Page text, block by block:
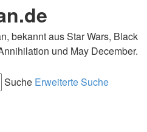
bekannt aus Star Wars, Black
und May December.
Suche Erweiterte Suche